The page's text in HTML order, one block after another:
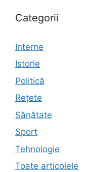
Categorii
Interne
Istorie
Politică
Rețete
Sănătate
Sport
Tehnologie
Toate articolele